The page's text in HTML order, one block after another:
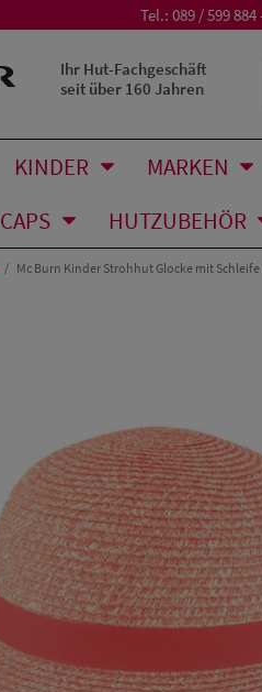
Tel.: 089 / 599 884
Ihr Hut-Fachgeschäft
seit über 160 Jahren
KINDER MARKEN
CAPS HUTZUBEHÖR
Mc Burn Kinder Strohhut Glocke mit Schleife